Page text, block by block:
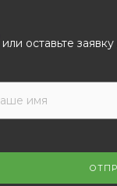
или оставьте